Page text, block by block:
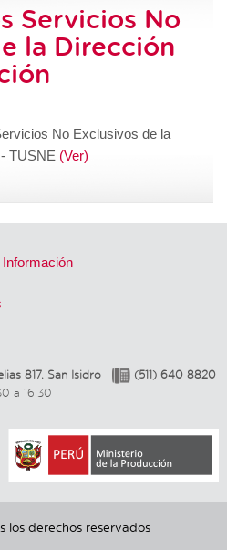
Servicios No
la Dirección
No Exclusivos de la
TUSNE (Ver)
817, San Isidro
(511) 640 8820
a 16:30
los derechos reservados